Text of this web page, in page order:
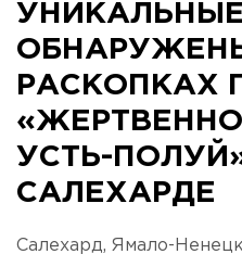
РАСКОПКАХ
УСТЬ-
САЛЕХАРДЕ
Салехард, Ямало-